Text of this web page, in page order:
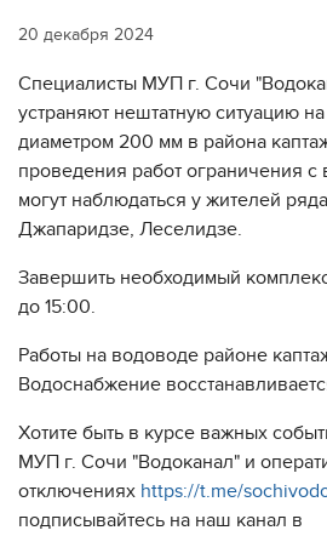
20 декабря 2024
Специалисты МУП г. Сочи
устраняют нештатную ситуацию
диаметром 200 мм в района
проведения работ ограничения
могут наблюдаться у жителей
Джапаридзе, Леселидзе.
Завершить необходимый
до 15:00.
Работы на водоводе районе
Водоснабжение
Хотите быть в курсе важных
МУП г. Сочи "Водоканал" и
отключениях https://t.me/
подписывайтесь на наш канал в